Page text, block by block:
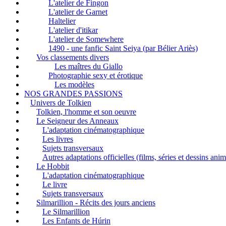
L'atelier de Fingon
L'atelier de Garnet
Haltelier
L'atelier d'itikar
L'atelier de Somewhere
1490 - une fanfic Saint Seiya (par Bélier Ariès)
Vos classements divers
Les maîtres du Giallo
Photographie sexy et érotique
Les modèles
NOS GRANDES PASSIONS
Univers de Tolkien
Tolkien, l'homme et son oeuvre
Le Seigneur des Anneaux
L'adaptation cinématographique
Les livres
Sujets transversaux
Autres adaptations officielles (films, séries et dessins
Le Hobbit
L'adaptation cinématographique
Le livre
Sujets transversaux
Silmarillion - Récits des jours anciens
Le Silmarillion
Les Enfants de Húrin